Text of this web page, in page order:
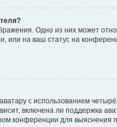
Одно из них может
или на ваш статус на
с использованием
включена ли поддержка
конференции для выяснения